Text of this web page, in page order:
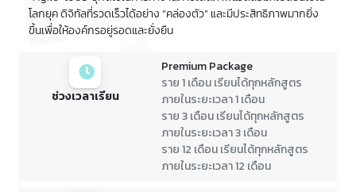
โลกยุค ดิจิทัลที่รวดเร็วได้อย่าง “คล่องตัว” และมีประสิทธิภาพมากยิ่ง
ขึ้นเพื่อให้องค์กรอยู่รอดและยั่งยืน
ช่วงเวลาเรียน
Premium Package
ราย 1 เดือน เรียนได้ทุกหลักสูตร
ภายในระยะเวลา 1 เดือน
ราย 3 เดือน เรียนได้ทุกหลักสูตร
ภายในระยะเวลา 3 เดือน
ราย 12 เดือน เรียนได้ทุกหลักสูตร
ภายในระยะเวลา 12 เดือน